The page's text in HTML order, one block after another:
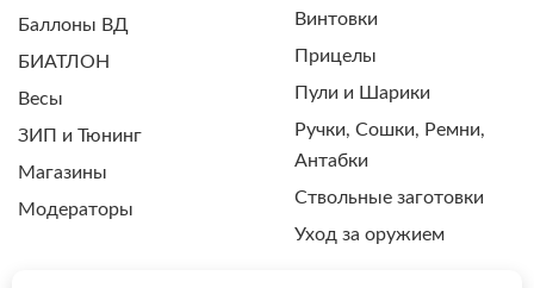
Баллоны ВД
БИАТЛОН
Весы
ЗИП и Тюнинг
Магазины
Модераторы
Винтовки
Прицелы
Пули и Шарики
Ручки, Сошки, Ремни,
Антабки
Ствольные заготовки
Уход за оружием